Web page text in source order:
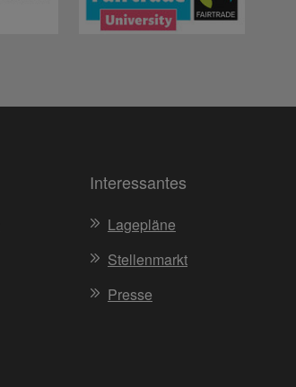
Interessantes
Lagepläne
Stellenmarkt
Presse